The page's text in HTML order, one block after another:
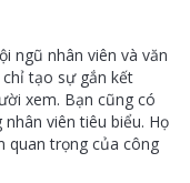
ngũ nhân viên và văn
tạo sự gắn kết
xem. Bạn cũng có
viên tiêu biểu. Họ
quan trọng của công